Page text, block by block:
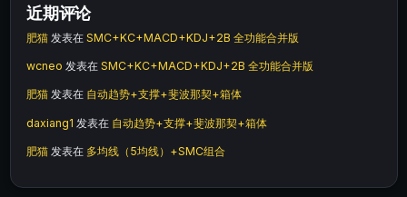
近期评论
肥猫 发表在 SMC+KC+MACD+KDJ+2B 全功能合并版
wcneo 发表在 SMC+KC+MACD+KDJ+2B 全功能合并版
肥猫 发表在 自动趋势+支撑+斐波那契+箱体
daxiang1 发表在 自动趋势+支撑+斐波那契+箱体
肥猫 发表在 多均线（5均线）+SMC组合